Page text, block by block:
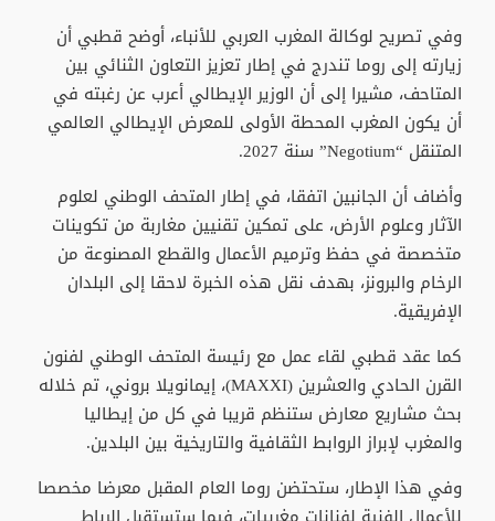
وفي تصريح لوكالة المغرب العربي للأنباء، أوضح قطبي أن
زيارته إلى روما تندرج في إطار تعزيز التعاون الثنائي بين
المتاحف، مشيرا إلى أن الوزير الإيطالي أعرب عن رغبته في
أن يكون المغرب المحطة الأولى للمعرض الإيطالي العالمي
المتنقل “Negotium” سنة 2027.
وأضاف أن الجانبين اتفقا، في إطار المتحف الوطني لعلوم
الآثار وعلوم الأرض، على تمكين تقنيين مغاربة من تكوينات
متخصصة في حفظ وترميم الأعمال والقطع المصنوعة من
الرخام والبرونز، بهدف نقل هذه الخبرة لاحقا إلى البلدان
الإفريقية.
كما عقد قطبي لقاء عمل مع رئيسة المتحف الوطني لفنون
القرن الحادي والعشرين (MAXXI)، إيمانويلا بروني، تم خلاله
بحث مشاريع معارض ستنظم قريبا في كل من إيطاليا
والمغرب لإبراز الروابط الثقافية والتاريخية بين البلدين.
وفي هذا الإطار، ستحتضن روما العام المقبل معرضا مخصصا